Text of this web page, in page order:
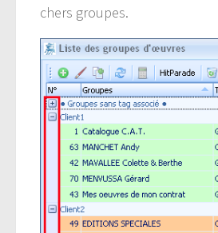
chers groupes.